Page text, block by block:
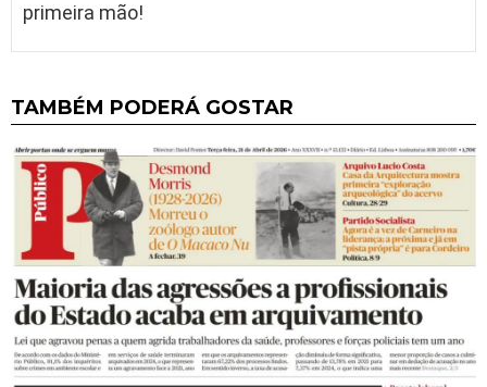
primeira mão!
TAMBÉM PODERÁ GOSTAR